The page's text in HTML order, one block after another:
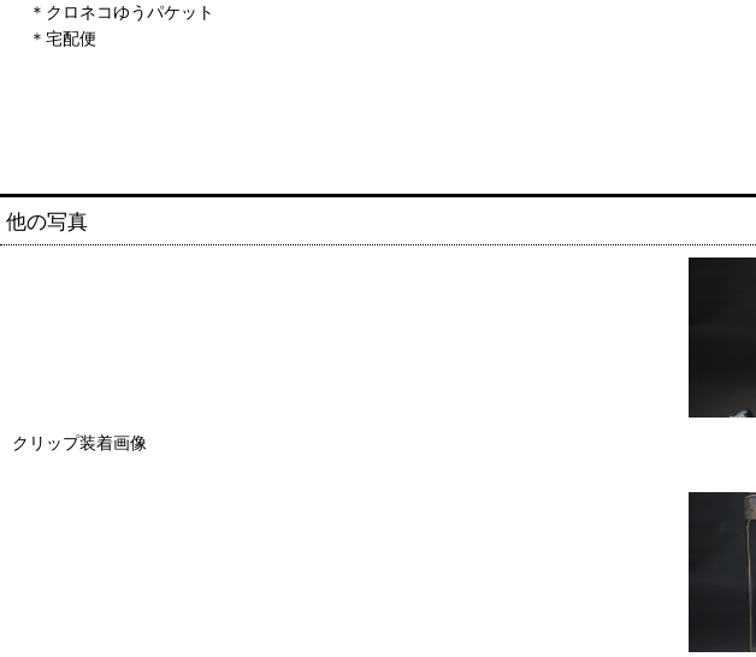
＊クロネコゆうパケット
＊宅配便
他の写真
クリップ装着画像